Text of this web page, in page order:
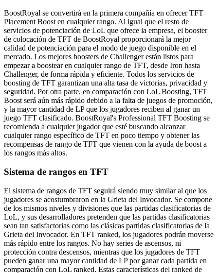
BoostRoyal se convertirá en la primera compañía en ofrecer TFT
Placement Boost en cualquier rango. Al igual que el resto de
servicios de potenciación de LoL que ofrece la empresa, el booster
de colocación de TFT de BoostRoyal proporcionará la mejor
calidad de potenciación para el modo de juego disponible en el
mercado. Los mejores boosters de Challenger están listos para
empezar a boostear en cualquier rango de TFT, desde Iron hasta
Challenger, de forma rápida y eficiente. Todos los servicios de
boosting de TFT garantizan una alta tasa de victorias, privacidad y
seguridad. Por otra parte, en comparación con LoL Boosting, TFT
Boost será aún más rápido debido a la falta de juegos de promoción,
y la mayor cantidad de LP que los jugadores reciben al ganar un
juego TFT clasificado. BoostRoyal's Professional TFT Boosting se
recomienda a cualquier jugador que esté buscando alcanzar
cualquier rango específico de TFT en poco tiempo y obtener las
recompensas de rango de TFT que vienen con la ayuda de boost a
los rangos más altos.
Sistema de rangos en TFT
El sistema de rangos de TFT seguirá siendo muy similar al que los
jugadores se acostumbraron en la Grieta del Invocador. Se compone
de los mismos niveles y divisiones que las partidas clasificatorias de
LoL, y sus desarrolladores pretenden que las partidas clasificatorias
sean tan satisfactorias como las clásicas partidas clasificatorias de la
Grieta del Invocador. En TFT ranked, los jugadores podrán moverse
más rápido entre los rangos. No hay series de ascensos, ni
protección contra descensos, mientras que los jugadores de TFT
pueden ganar una mayor cantidad de LP por ganar cada partida en
comparación con LoL ranked. Estas características del ranked de